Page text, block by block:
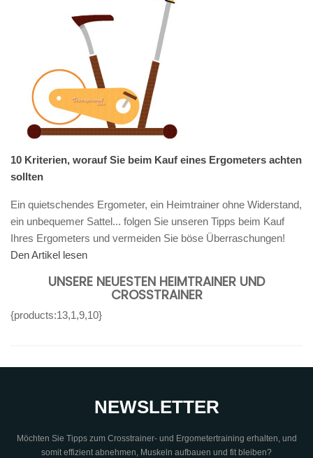
10 Kriterien, worauf Sie beim Kauf eines Ergometers achten
sollten
Ein quietschendes Ergometer, ein Heimtrainer ohne Widerstand,
ein unbequemer Sattel... folgen Sie unseren Tipps beim Kauf
Ihres Ergometers und vermeiden Sie böse Überraschungen!
Den Artikel lesen
UNSERE NEUESTEN HEIMTRAINER UND
CROSSTRAINER
{products:13,1,9,10}
NEWSLETTER
Möchten Sie Tipps zum Crosstrainer- und Ergometertraining erhalten, und
somit effizient abnehmen, Muskeln aufbauen und fit bleiben?